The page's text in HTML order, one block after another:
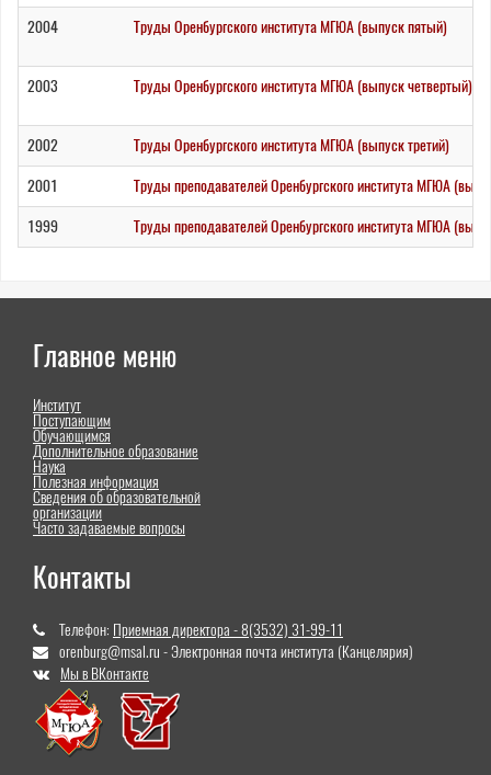
2004 Труды Оренбургского института МГЮА (выпуск пятый)
2003 Труды Оренбургского института МГЮА (выпуск четвертый)
2002
Труды Оренбургского института МГЮА (выпуск третий)
2001
Труды преподавателей Оренбургского института МГЮА
1999
Труды преподавателей Оренбургского института МГЮА
Главное меню
Институт
Поступающим
Обучающимся
Дополнительное образование
Наука
Полезная информация
Сведения об образовательной
организации
Часто задаваемые вопросы
Контакты
Телефон: Приемная директора - 8(3532) 31-99-11
orenburg@msal.ru - Электронная почта института (Канцелярия)
Мы в ВКонтакте